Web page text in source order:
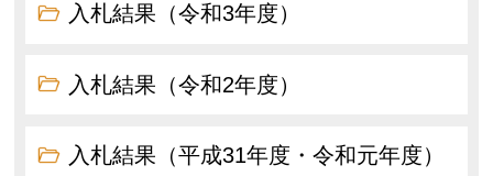
入札結果（令和3年度）
入札結果（令和2年度）
入札結果（平成31年度・令和元年度）